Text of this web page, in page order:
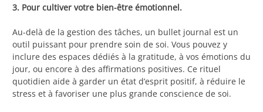
3. Pour cultiver votre bien-être émotionnel.
Au-delà de la gestion des tâches, un bullet journal est un
outil puissant pour prendre soin de soi. Vous pouvez y
inclure des espaces dédiés à la gratitude, à vos émotions du
jour, ou encore à des affirmations positives. Ce rituel
quotidien aide à garder un état d’esprit positif, à réduire le
stress et à favoriser une plus grande conscience de soi.